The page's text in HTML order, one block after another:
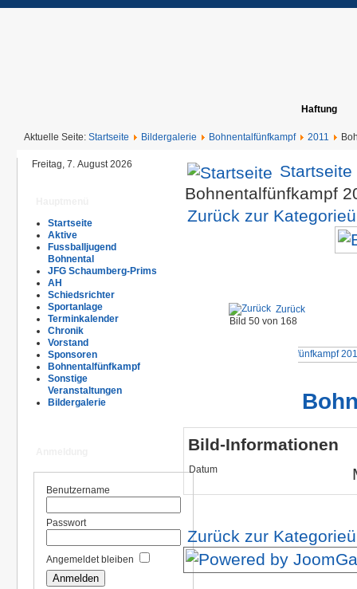
Haftung
Aktuelle Seite: Startseite Bildergalerie Bohnentalfünfkampf 2011
Freitag, 7. August 2026
Startseite
Aktive
Fussballjugend
Bohnental
JFG Schaumberg-Prims
AH
Schiedsrichter
Sportanlage
Terminkalender
Chronik
Vorstand
Sponsoren
Bohnentalfünfkampf
Sonstige
Veranstaltungen
Bildergalerie
Benutzername
Passwort
Angemeldet bleiben
Startseite
Bohnentalfünfkampf
Zurück zur
Zurück
Bild 50 von 168
Bild-Informationen
Datum
Zurück zur